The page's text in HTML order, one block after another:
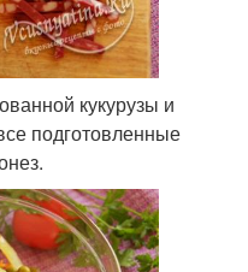
кукурузы и
подготовленные